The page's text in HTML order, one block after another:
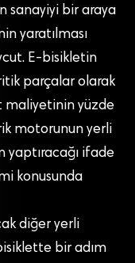
sanayiyi bir araya
yaratılması
E-bisikletin
parçalar olarak
maliyetinin yüzde
motorunun yerli
yaptıracağı ifade
konusunda
diğer yerli
bir adım